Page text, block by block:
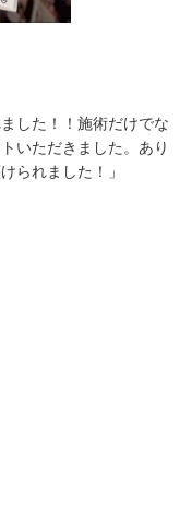
した！！施術だけでな
いただきました。あり
られました！」